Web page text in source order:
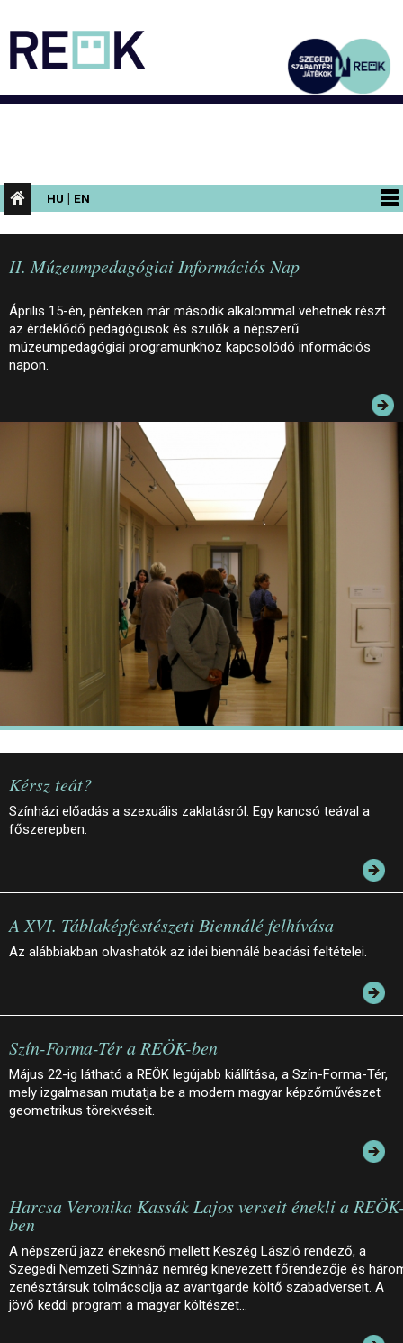
HU | EN
PROGRAMOK
KIÁLLÍTÁSOK
AZ ÉPÜLET
INFORMÁCIÓK
ELÉRHETŐSÉG
PALOTASÉTÁK ÉS VEZETÉSEK
KÖZÉRDEKŰ ADATOK
II. Múzeumpedagógiai Információs Nap
Április 15-én, pénteken már második alkalommal vehetnek részt
az érdeklődő pedagógusok és szülők a népszerű
múzeumpedagógiai programunkhoz kapcsolódó információs
napon.
Kérsz teát?
Színházi előadás a szexuális zaklatásról. Egy kancsó teával a
főszerepben.
A XVI. Táblaképfestészeti Biennálé felhívása
Az alábbiakban olvashatók az idei biennálé beadási feltételei.
Szín-Forma-Tér a REÖK-ben
Május 22-ig látható a REÖK legújabb kiállítása, a Szín-Forma-Tér,
mely izgalmasan mutatja be a modern magyar képzőművészet
geometrikus törekvéseit.
Harcsa Veronika Kassák Lajos verseit énekli a
ben
A népszerű jazz énekesnő mellett Keszég László rendező, a
Szegedi Nemzeti Színház nemrég kinevezett főrendezője és
zenésztársuk tolmácsolja az avantgarde költő szabadverseit. A
jövő keddi program a magyar költészet…